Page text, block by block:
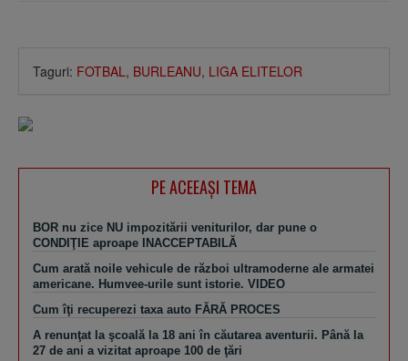
Taguri: FOTBAL , BURLEANU, LIGA ELITELOR
PE ACEEAŞI TEMA
BOR nu zice NU impozitării veniturilor, dar pune o
CONDIŢIE aproape INACCEPTABILĂ
Cum arată noile vehicule de război ultramoderne ale armatei
americane. Humvee-urile sunt istorie. VIDEO
Cum îţi recuperezi taxa auto FĂRĂ PROCES
A renunţat la şcoală la 18 ani în căutarea aventurii. Până la
27 de ani a vizitat aproape 100 de ţări